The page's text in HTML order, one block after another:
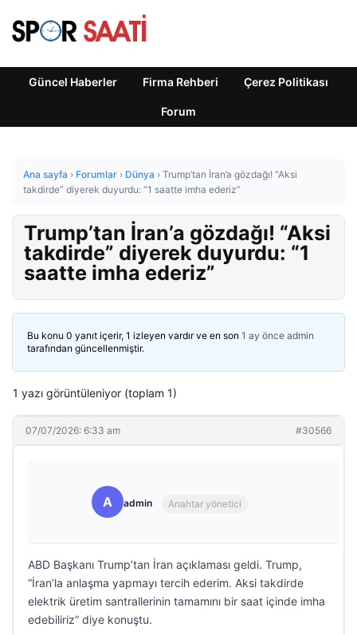
Güncel Haberler Firma Rehberi Çerez Politikası
Forum
Ana sayfa › Forumlar › Dünya › Trump’tan İran’a gözdağı! “Aksi
takdirde” diyerek duyurdu: “1 saatte imha ederiz”
Trump’tan İran’a gözdağı! “Aksi
takdirde” diyerek duyurdu: “1
saatte imha ederiz”
Bu konu 0 yanıt içerir, 1 izleyen vardır ve en son 1 ay önce admin
tarafından güncellenmiştir.
1 yazı görüntüleniyor (toplam 1)
07/07/2026: 6:33 am #30566
A admin Anahtar yönetici
ABD Başkanı Trump’tan İran açıklaması geldi. Trump,
“İran’la anlaşma yapmayı tercih ederim. Aksi takdirde
elektrik üretim santrallerinin tamamını bir saat içinde imha
edebiliriz” diye konuştu.